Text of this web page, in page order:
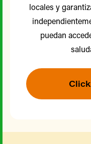
locales y
puedan